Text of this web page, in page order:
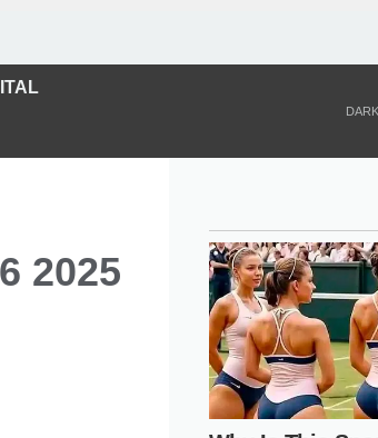
2025